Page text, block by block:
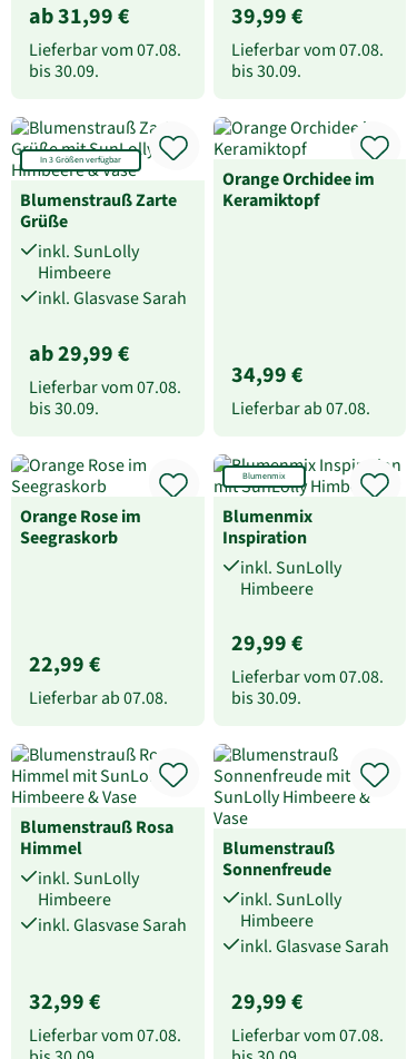
ab 31,99 €
Lieferbar vom07.08.
bis30.09.
39,99 €
Lieferbar vom07.08.
bis30.09.
In 3 Größen verfügbar
Blumenstrauß Zarte
Grüße
inkl. SunLolly
Himbeere
inkl. Glasvase Sarah
ab 29,99 €
Lieferbar vom07.08.
bis30.09.
Orange Orchidee im
Keramiktopf
34,99 €
Lieferbar ab07.08.
Orange Rose im
Seegraskorb
22,99 €
Lieferbar ab07.08.
Blumenmix
Blumenmix
Inspiration
inkl. SunLolly
Himbeere
29,99 €
Lieferbar vom07.08.
bis30.09.
Blumenstrauß Rosa
Himmel
inkl. SunLolly
Himbeere
inkl. Glasvase Sarah
32,99 €
Lieferbar vom07.08.
Blumenstrauß
Sonnenfreude
inkl. SunLolly
Himbeere
inkl. Glasvase Sarah
29,99 €
Lieferbar vom07.08.